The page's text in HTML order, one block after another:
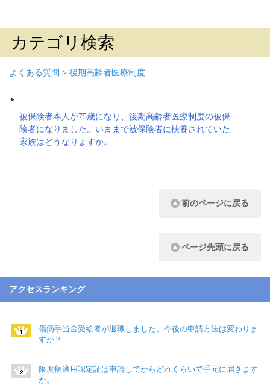
カテゴリ検索
よくある質問 > 後期高齢者医療制度
被保険者本人が75歳になり、後期高齢者医療制度の被保
険者になりました。いままで被保険者に扶養されていた
家族はどうなりますか。
前のページに戻る
ページ先頭に戻る
アクセスランキング
傷病手当金受給者が退職しました。今後の申請方法は変わりま
すか？
限度額適用認定証は申請してからどれくらいで手元に届きます
か。